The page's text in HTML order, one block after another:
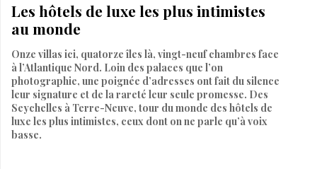
Les hôtels de luxe les plus intimistes
au monde
Onze villas ici, quatorze îles là, vingt-neuf chambres face
à l’Atlantique Nord. Loin des palaces que l’on
photographie, une poignée d’adresses ont fait du silence
leur signature et de la rareté leur seule promesse. Des
Seychelles à Terre-Neuve, tour du monde des hôtels de
luxe les plus intimistes, ceux dont on ne parle qu’à voix
basse.